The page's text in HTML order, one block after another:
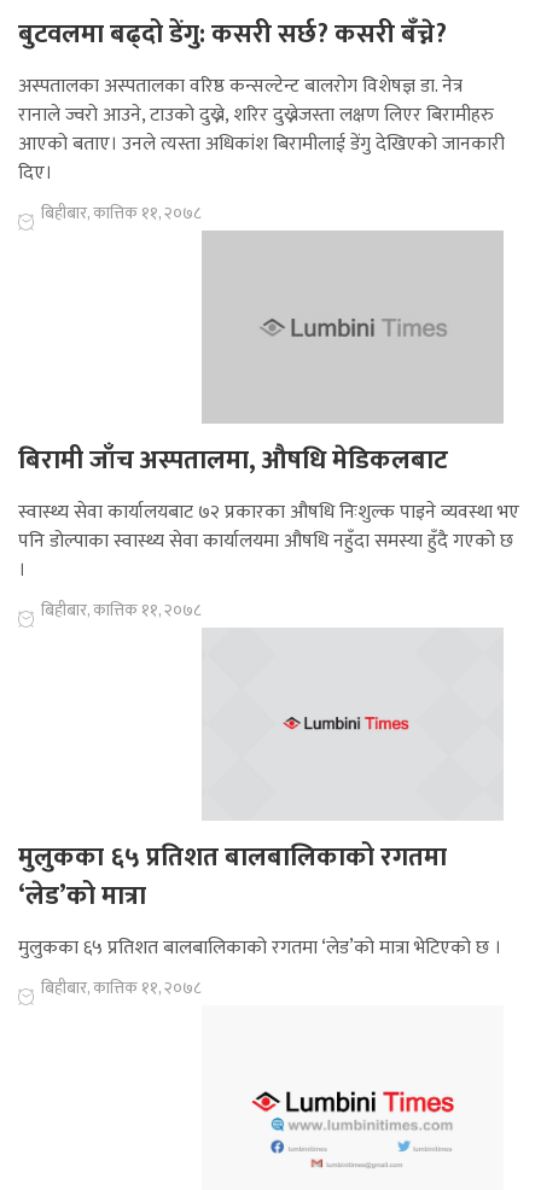
बुटवलमा बढ्दो डेंगु: कसरी सर्छ? कसरी बँच्ने?
अस्पतालका अस्पतालका वरिष्ठ कन्सल्टेन्ट बालरोग विशेषज्ञ डा. नेत्र
रानाले ज्वरो आउने, टाउको दुख्ने, शरिर दुख्नेजस्ता लक्षण लिएर बिरामीहरु
आएको बताए। उनले त्यस्ता अधिकांश बिरामीलाई डेंगु देखिएको जानकारी
दिए।
बिहीबार, कात्तिक ११, २०७८
बिरामी जाँच अस्पतालमा, औषधि मेडिकलबाट
स्वास्थ्य सेवा कार्यालयबाट ७२ प्रकारका औषधि निःशुल्क पाइने व्यवस्था भए
पनि डोल्पाका स्वास्थ्य सेवा कार्यालयमा औषधि नहुँदा समस्या हुँदै गएको छ
।
बिहीबार, कात्तिक ११, २०७८
मुलुकका ६५ प्रतिशत बालबालिकाको रगतमा
‘लेड’को मात्रा
मुलुकका ६५ प्रतिशत बालबालिकाको रगतमा ‘लेड’को मात्रा भेटिएको छ ।
बिहीबार, कात्तिक ११, २०७८